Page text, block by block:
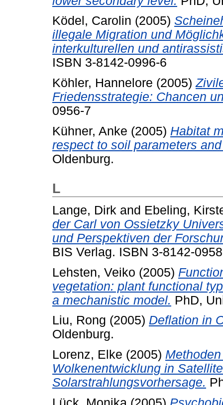
Ködel, Carolin (2005)
illegale Migration und
interkulturellen und
ISBN 3-8142-0996-6
Köhler, Hannelore (2005)
Friedensstrategie: Chancen
0956-7
Kühner, Anke (2005) Habitat
respect to soil parameters
Oldenburg.
L
Lange, Dirk and Ebeling,
der Carl von Ossietzky
und Perspektiven der
BIS Verlag. ISBN 3-8142-
Lehsten, Veiko (2005)
vegetation: plant functional
a mechanistic model. PhD,
Liu, Rong (2005) Deflation in
Oldenburg.
Lorenz, Elke (2005)
Wolkenentwicklung in
Solarstrahlungsvorhersage.